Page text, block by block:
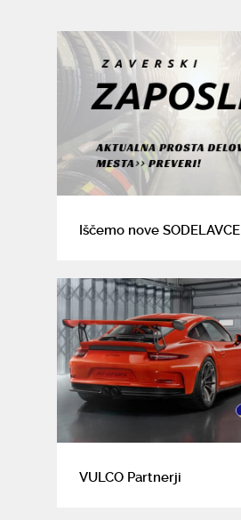
Iščemo nove SODELAVCE
VULCO Partnerji